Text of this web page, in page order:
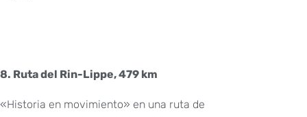
8. Ruta del Rin-Lippe, 479 km
«Historia en movimiento» en una ruta de